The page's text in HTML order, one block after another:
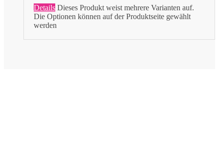
Details Dieses Produkt weist mehrere Varianten auf.
Die Optionen können auf der Produktseite gewählt
werden